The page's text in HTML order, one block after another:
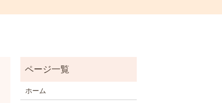
ホーム